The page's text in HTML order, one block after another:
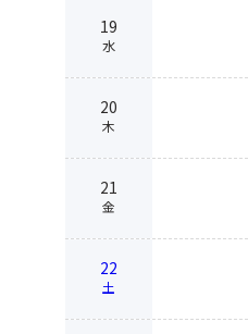
19
水
20
木
21
金
22
土